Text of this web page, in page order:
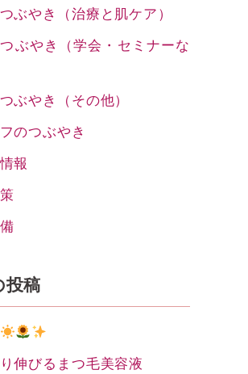
ぶやき（治療と肌ケア）
ぶやき（学会・セミナーな
ぶやき（その他）
のつぶやき
報
投稿
伸びるまつ毛美容液